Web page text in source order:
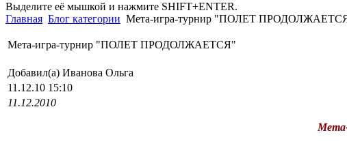
Выделите её мышкой и нажмите SHIFT+ENTER.
Главная Блог категории Мета-игра-турнир "ПОЛЕТ
Мета-игра-турнир "ПОЛЕТ ПРОДОЛЖАЕТСЯ"
Добавил(а) Иванова Ольга
11.12.10 15:10
11.12.2010